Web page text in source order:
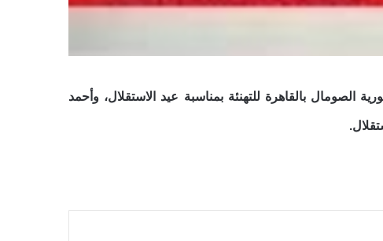
بالقاهرة للتهنئة بمناسبة عيد الاستقلال، وأحمد